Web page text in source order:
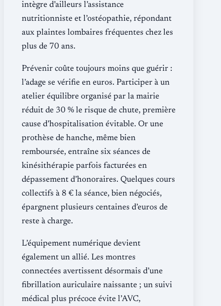
intègre d’ailleurs l’assistance
nutritionniste et l’ostéopathie, répondant
aux plaintes lombaires fréquentes chez les
plus de 70 ans.
Prévenir coûte toujours moins que guérir :
l’adage se vérifie en euros. Participer à un
atelier équilibre organisé par la mairie
réduit de 30 % le risque de chute, première
cause d’hospitalisation évitable. Or une
prothèse de hanche, même bien
remboursée, entraîne six séances de
kinésithérapie parfois facturées en
dépassement d’honoraires. Quelques cours
collectifs à 8 € la séance, bien négociés,
épargnent plusieurs centaines d’euros de
reste à charge.
L’équipement numérique devient
également un allié. Les montres
connectées avertissent désormais d’une
fibrillation auriculaire naissante ; un suivi
médical plus précoce évite l’AVC,